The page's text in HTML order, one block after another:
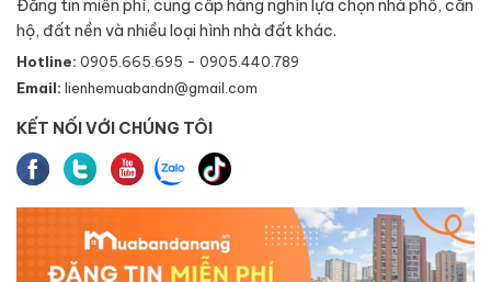
Đăng tin miễn phí, cung cấp hàng nghìn lựa chọn nhà phố, căn
hộ, đất nền và nhiều loại hình nhà đất khác.
Hotline: 0905.665.695 - 0905.440.789
Email: lienhemuabandn@gmail.com
KẾT NỐI VỚI CHÚNG TÔI